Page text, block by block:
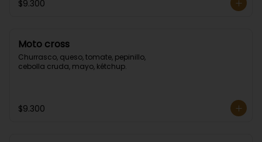
$9.300
Moto cross
Churrasco, queso, tomate, pepinillo,
cebolla cruda, mayo, kétchup.
$9.300